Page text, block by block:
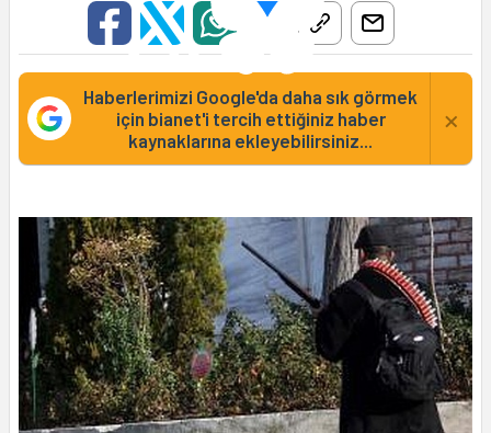
Haberlerimizi Google'da daha sık görmek
için bianet'i tercih ettiğiniz haber
kaynaklarına ekleyebilirsiniz...
×